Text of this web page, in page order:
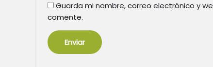
Guarda mi nombre, correo electrónico y
comente.